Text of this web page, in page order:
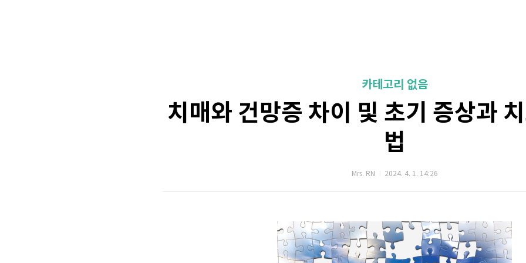
카테고리 없음
치매와 건망증 차이 및 초기 증상과
법
Mrs. RN 2024. 4. 1. 14:26